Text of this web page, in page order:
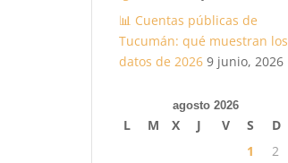
📊 Cuentas públicas de
Tucumán: qué muestran los
datos de 2026 9 junio, 2026
agosto 2026
L M X J V S
D
1
2